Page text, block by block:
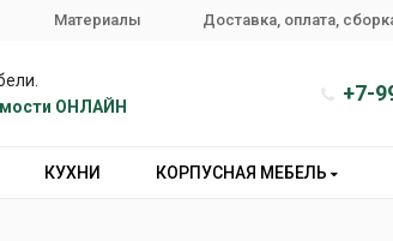
Материалы Доставка, оплата,
ОНЛАЙН
+7-
КУХНИ КОРПУСНАЯ МЕБЕЛЬ